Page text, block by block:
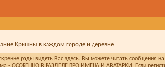
Кришны в каждом городе и деревне
рады видеть Вас здесь. Вы можете читать сообщения на
- ОСОБЕННО В РАЗДЕЛЕ ПРО ИМЕНА И АВАТАРКИ. Если